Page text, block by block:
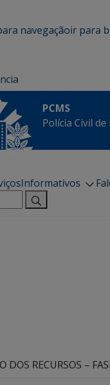
navegaçãoir para
PCMS
Polícia Civil
Informativos
DOS RECURSOS –